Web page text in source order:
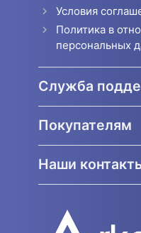
Условия
Политика в
персональных
Служба
Покупателям
Наши